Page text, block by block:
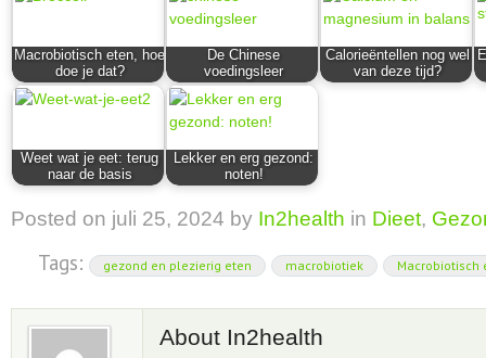
Macrobiotisch eten, hoe
doe je dat?
De Chinese
voedingsleer
Calorieëntellen nog wel
van deze tijd?
Weet wat je eet: terug
naar de basis
Lekker en erg gezond:
noten!
Posted on juli 25, 2024 by In2health in Dieet,
Tags: gezond en plezierig eten macrobiotiek Macrobiotisch
About In2health